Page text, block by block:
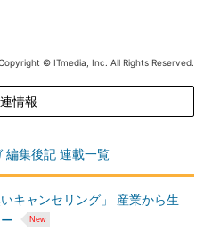
© ITmedia, Inc. All Rights Reserved.
情報
編集後記 連載一覧
キャンセリング」 産業から生